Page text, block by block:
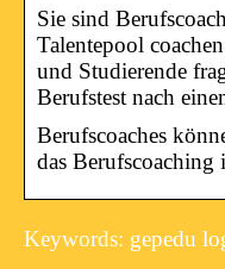
Sie sind
Talentepool
und Studierende
Berufstest nach
Berufscoaches
das Berufscoaching
Keywords: gepedu